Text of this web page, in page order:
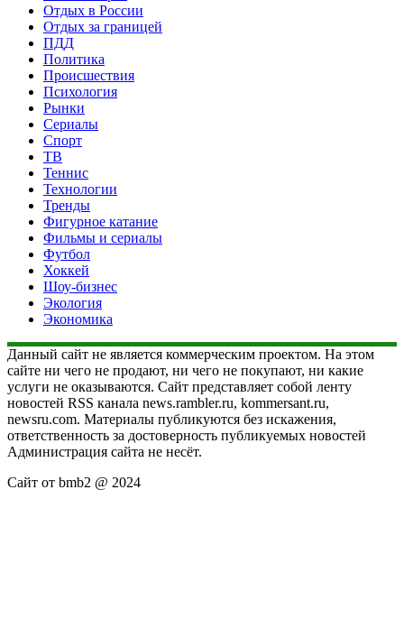
Отдых в России
Отдых за границей
ПДД
Политика
Происшествия
Психология
Рынки
Сериалы
Спорт
ТВ
Теннис
Технологии
Тренды
Фигурное катание
Фильмы и сериалы
Футбол
Хоккей
Шоу-бизнес
Экология
Экономика
Данный сайт не является коммерческим проектом. На этом
сайте ни чего не продают, ни чего не покупают, ни какие
услуги не оказываются. Сайт представляет собой ленту
новостей RSS канала news.rambler.ru, kommersant.ru,
newsru.com. Материалы публикуются без искажения,
ответственность за достоверность публикуемых новостей
Администрация сайта не несёт.
Сайт от bmb2 @ 2024